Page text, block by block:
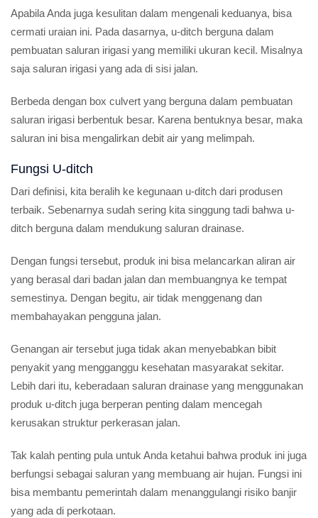
Apabila Anda juga kesulitan dalam mengenali keduanya, bisa
cermati uraian ini. Pada dasarnya, u-ditch berguna dalam
pembuatan saluran irigasi yang memiliki ukuran kecil. Misalnya
saja saluran irigasi yang ada di sisi jalan.
Berbeda dengan box culvert yang berguna dalam pembuatan
saluran irigasi berbentuk besar. Karena bentuknya besar, maka
saluran ini bisa mengalirkan debit air yang melimpah.
Fungsi U-ditch
Dari definisi, kita beralih ke kegunaan u-ditch dari produsen
terbaik. Sebenarnya sudah sering kita singgung tadi bahwa u-
ditch berguna dalam mendukung saluran drainase.
Dengan fungsi tersebut, produk ini bisa melancarkan aliran air
yang berasal dari badan jalan dan membuangnya ke tempat
semestinya. Dengan begitu, air tidak menggenang dan
membahayakan pengguna jalan.
Genangan air tersebut juga tidak akan menyebabkan bibit
penyakit yang mengganggu kesehatan masyarakat sekitar.
Lebih dari itu, keberadaan saluran drainase yang menggunakan
produk u-ditch juga berperan penting dalam mencegah
kerusakan struktur perkerasan jalan.
Tak kalah penting pula untuk Anda ketahui bahwa produk ini juga
berfungsi sebagai saluran yang membuang air hujan. Fungsi ini
bisa membantu pemerintah dalam menanggulangi risiko banjir
yang ada di perkotaan.